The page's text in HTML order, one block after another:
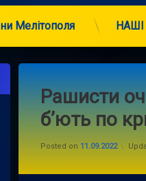
Мелітополя
Рашисти
б’ють по
Posted on 11.09.2022